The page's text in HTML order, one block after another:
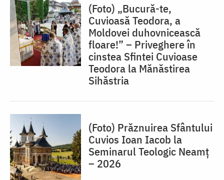
(Foto) „Bucură-te,
Cuvioasă Teodora, a
Moldovei duhovnicească
floare!” – Priveghere în
cinstea Sfintei Cuvioase
Teodora la Mănăstirea
Sihăstria
(Foto) Prăznuirea Sfântului
Cuvios Ioan Iacob la
Seminarul Teologic Neamț
– 2026